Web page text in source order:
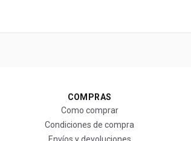
COMPRAS
Como comprar
Condiciones de compra